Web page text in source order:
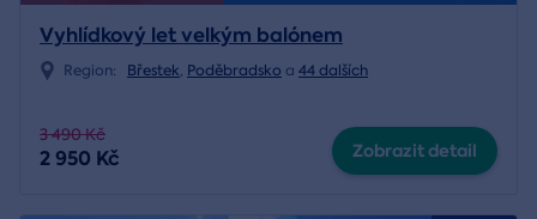
Vyhlídkový let velkým balónem
Region: Břestek, Poděbradsko a 44 dalších
3 490 Kč
2 950 Kč Zobrazit detail